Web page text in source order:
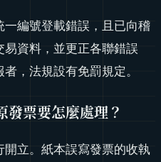
編號登載錯誤，且已向稽
資料，並更正各聯錯誤
，法規設有免罰規定。
發票要怎麼處理？
立。紙本誤寫發票的收執